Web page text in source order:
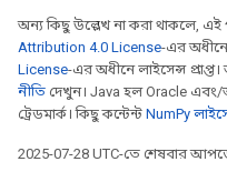
অন্য কিছু উল্লেখ না করা থাকলে, এই
Attribution 4.0 License-এর
License-এর অধীনে লাইসেন্স
নীতি দেখুন। Java হল Oracle এবং/
ট্রেডমার্ক। কিছু কন্টেন্ট NumPy
2025-07-28 UTC-তে শেষবার